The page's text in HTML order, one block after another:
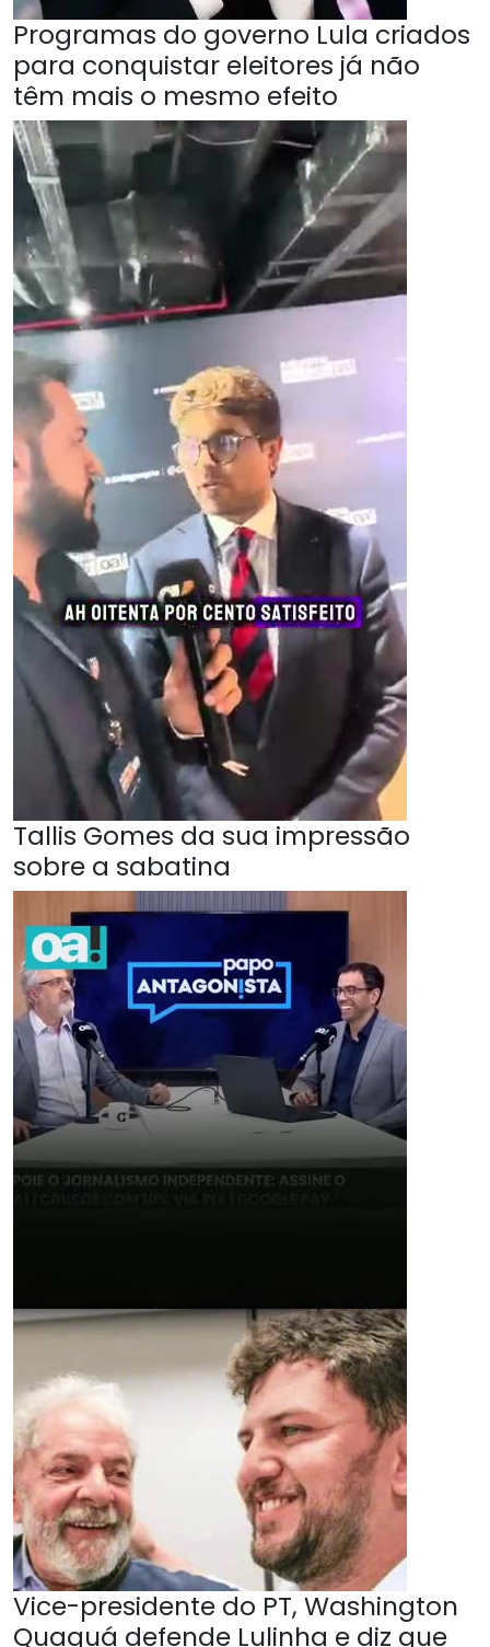
Programas do governo Lula criados
para conquistar eleitores já não
têm mais o mesmo efeito
Tallis Gomes da sua impressão
sobre a sabatina
Vice-presidente do PT, Washington
Quaquá defende Lulinha e diz que